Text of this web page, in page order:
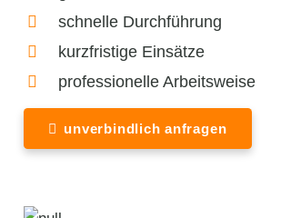
schnelle Durchführung
kurzfristige Einsätze
professionelle Arbeitsweise
unverbindlich anfragen